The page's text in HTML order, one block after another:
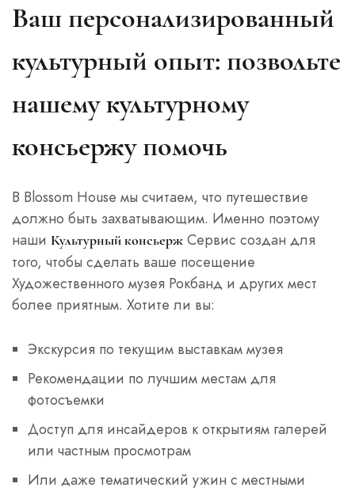
Ваш персонализированный
культурный опыт: позвольте
нашему культурному
консьержу помочь
В Blossom House мы считаем, что путешествие
должно быть захватывающим. Именно поэтому
наши Культурный консьерж Сервис создан для
того, чтобы сделать ваше посещение
Художественного музея Рокбанд и других мест
более приятным. Хотите ли вы:
Экскурсия по текущим выставкам музея
Рекомендации по лучшим местам для
фотосъемки
Доступ для инсайдеров к открытиям галерей
или частным просмотрам
Или даже тематический ужин с местными